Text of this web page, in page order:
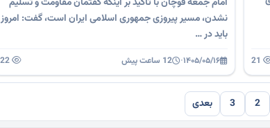
نشدن، مسیر پیروزی جمهوری اسلامی ایران است، گفت: امروز
باید در …
۱۴۰۵/۰۵/۱۶· 12 ساعت پیش 22
2
3 بعدی